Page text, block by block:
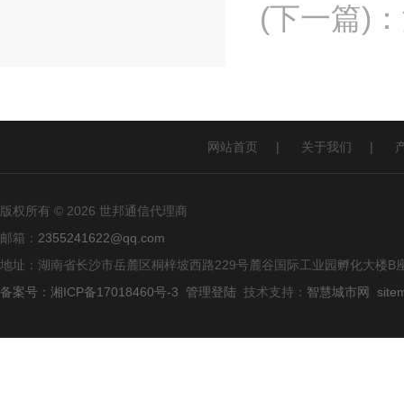
(下一篇) ：
网站首页 | 关于我们 |
版权所有 © 2026 世邦通信代理商
邮箱： 2355241622@qq.com
地址：湖南省长沙市岳麓区桐梓坡西路229号麓谷国际工业园孵化大楼B
备案号：湘ICP备17018460号-3
管理登陆 技术支持： 智慧城市网